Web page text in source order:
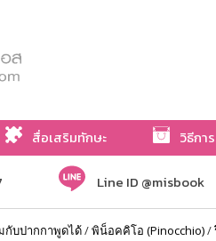
สื่อเสริมทักษะ วิธีกา
Line ID @misbook
กับปากกาพูดได้/พิน็อคคิโอ (Pinocchio)/